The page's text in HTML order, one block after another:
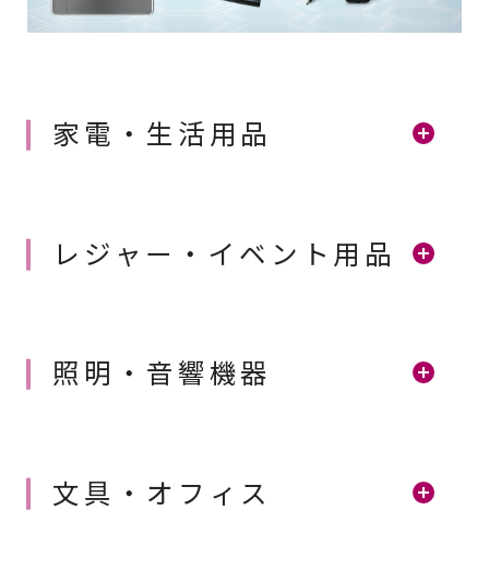
家電・生活用品
レジャー・イベント用品
照明・音響機器
文具・オフィス